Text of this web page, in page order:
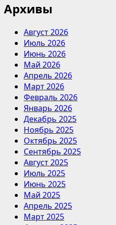
Архивы
Август 2026
Июль 2026
Июнь 2026
Май 2026
Апрель 2026
Март 2026
Февраль 2026
Январь 2026
Декабрь 2025
Ноябрь 2025
Октябрь 2025
Сентябрь 2025
Август 2025
Июль 2025
Июнь 2025
Май 2025
Апрель 2025
Март 2025